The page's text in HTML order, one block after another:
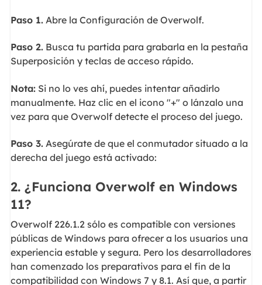
Paso 1.Abre la Configuración de Overwolf.
Paso 2.Busca tu partida para grabarla en la pestaña
Superposición y teclas de acceso rápido.
Nota:Si no lo ves ahí, puedes intentar añadirlo
manualmente. Haz clic en el icono "+" o lánzalo una
vez para que Overwolf detecte el proceso del juego.
Paso 3.Asegúrate de que el conmutador situado a la
derecha del juego está activado:
2. ¿Funciona Overwolf en Windows
11?
Overwolf 226.1.2 sólo es compatible con versiones
públicas de Windows para ofrecer a los usuarios una
experiencia estable y segura. Pero los desarrolladores
han comenzado los preparativos para el fin de la
compatibilidad con Windows 7 y 8.1. Así que, a partir